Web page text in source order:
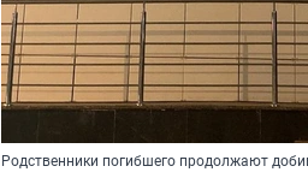
Родственники погибшего продолжают